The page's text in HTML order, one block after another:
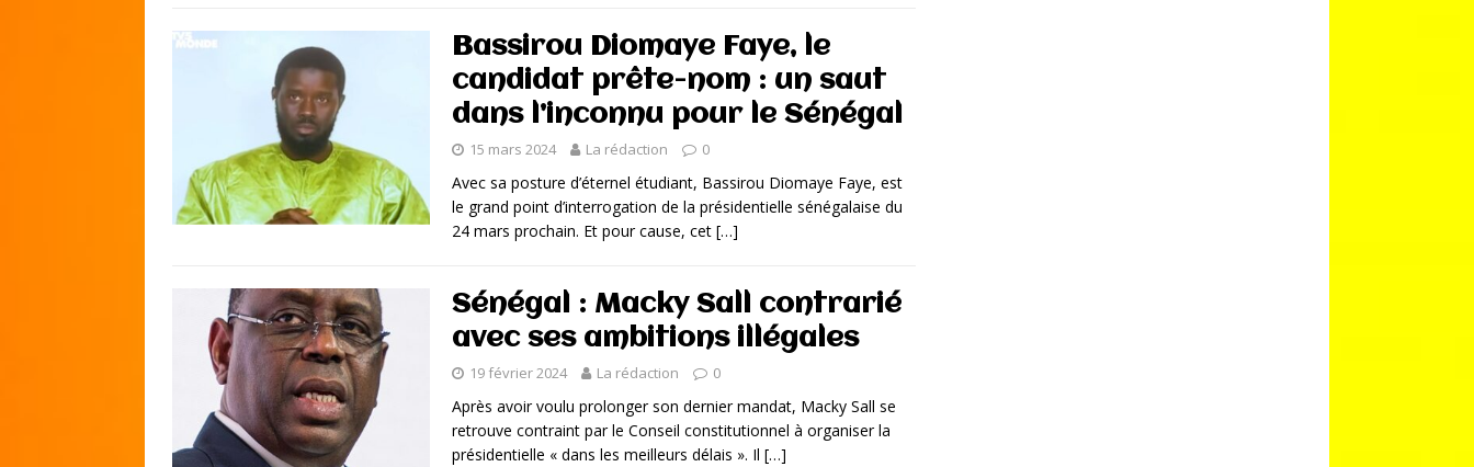
Bassirou Diomaye Faye, le
candidat prête-nom : un saut
dans l’inconnu pour le Sénégal
15 mars 2024 La rédaction 0
Avec sa posture d’éternel étudiant, Bassirou Diomaye Faye, est
le grand point d’interrogation de la présidentielle sénégalaise du
24 mars prochain. Et pour cause, cet […]
Sénégal : Macky Sall contrarié
avec ses ambitions illégales
19 février 2024 La rédaction 0
Après avoir voulu prolonger son dernier mandat, Macky Sall se
retrouve contraint par le Conseil constitutionnel à organiser la
présidentielle « dans les meilleurs délais ». Il […]